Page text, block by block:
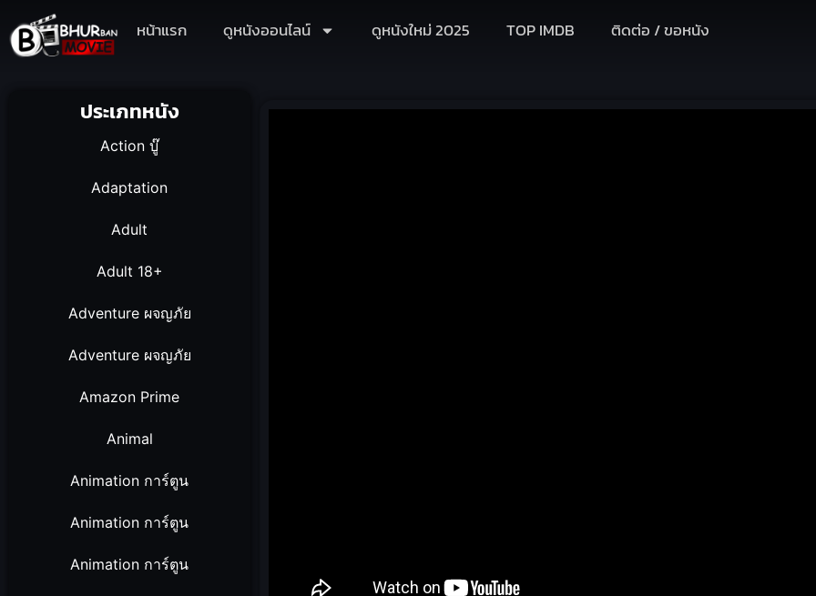
หน้าแรก ดูหนังออนไลน์ ดูหนังใหม่ 2025 TOP IMDB ติดต่อ / ขอหนัง
ประเภทหนัง
Action บู๊
Adaptation
Adult
Adult 18+
Adventure ผจญภัย
Adventure ผจญภัย
Amazon Prime
Animal
Animation การ์ตูน
Animation การ์ตูน
Animation การ์ตูน